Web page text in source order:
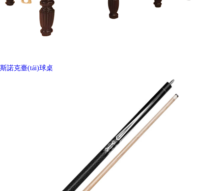
斯諾克臺(tái)球桌